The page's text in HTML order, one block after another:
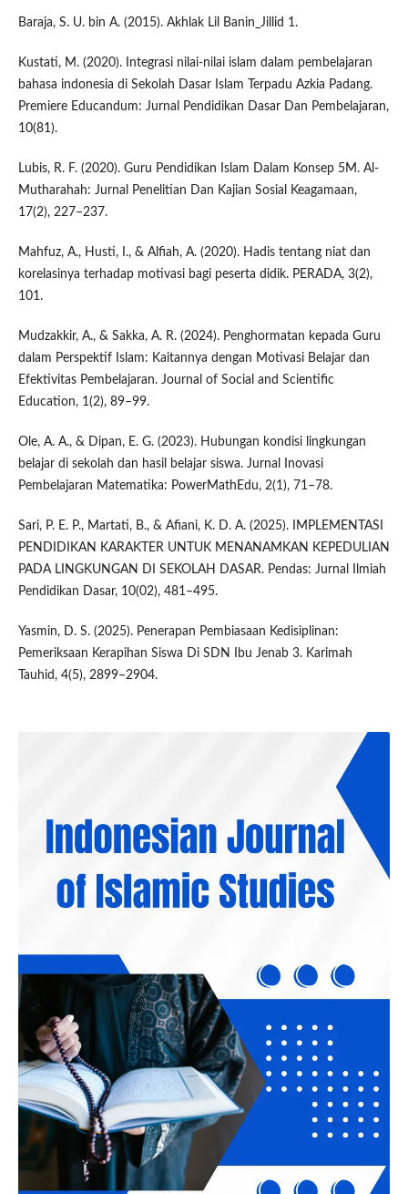
Baraja, S. U. bin A. (2015). Akhlak Lil Banin_Jillid 1.
Kustati, M. (2020). Integrasi nilai-nilai islam dalam pembelajaran
bahasa indonesia di Sekolah Dasar Islam Terpadu Azkia Padang.
Premiere Educandum: Jurnal Pendidikan Dasar Dan Pembelajaran,
10(81).
Lubis, R. F. (2020). Guru Pendidikan Islam Dalam Konsep 5M. Al-
Mutharahah: Jurnal Penelitian Dan Kajian Sosial Keagamaan,
17(2), 227–237.
Mahfuz, A., Husti, I., & Alfiah, A. (2020). Hadis tentang niat dan
korelasinya terhadap motivasi bagi peserta didik. PERADA, 3(2),
101.
Mudzakkir, A., & Sakka, A. R. (2024). Penghormatan kepada Guru
dalam Perspektif Islam: Kaitannya dengan Motivasi Belajar dan
Efektivitas Pembelajaran. Journal of Social and Scientific
Education, 1(2), 89–99.
Ole, A. A., & Dipan, E. G. (2023). Hubungan kondisi lingkungan
belajar di sekolah dan hasil belajar siswa. Jurnal Inovasi
Pembelajaran Matematika: PowerMathEdu, 2(1), 71–78.
Sari, P. E. P., Martati, B., & Afiani, K. D. A. (2025). IMPLEMENTASI
PENDIDIKAN KARAKTER UNTUK MENANAMKAN KEPEDULIAN
PADA LINGKUNGAN DI SEKOLAH DASAR. Pendas: Jurnal Ilmiah
Pendidikan Dasar, 10(02), 481–495.
Yasmin, D. S. (2025). Penerapan Pembiasaan Kedisiplinan:
Pemeriksaan Kerapihan Siswa Di SDN Ibu Jenab 3. Karimah
Tauhid, 4(5), 2899–2904.